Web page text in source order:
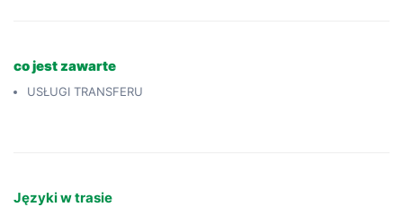
co jest zawarte
USŁUGI TRANSFERU
Języki w trasie